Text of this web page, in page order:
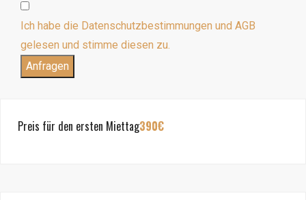
Ich habe die Datenschutzbestimmungen und AGB
gelesen und stimme diesen zu.
Anfragen
Preis für den ersten Miettag390€